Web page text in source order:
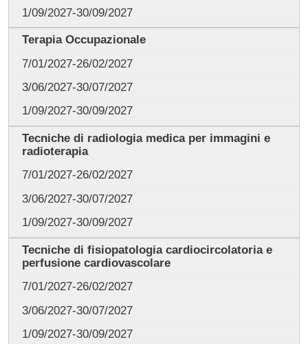
1/09/2027-30/09/2027
Terapia Occupazionale
7/01/2027-26/02/2027
3/06/2027-30/07/2027
1/09/2027-30/09/2027
Tecniche di radiologia medica per immagini e
radioterapia
7/01/2027-26/02/2027
3/06/2027-30/07/2027
1/09/2027-30/09/2027
Tecniche di fisiopatologia cardiocircolatoria e
perfusione cardiovascolare
7/01/2027-26/02/2027
3/06/2027-30/07/2027
1/09/2027-30/09/2027